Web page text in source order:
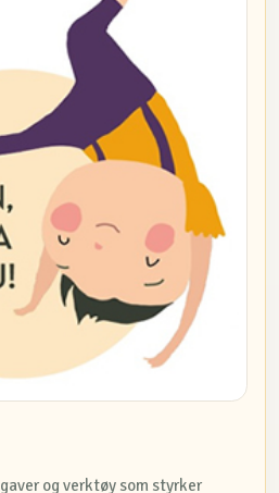
og verktøy som styrker